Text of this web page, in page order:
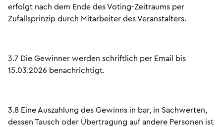
erfolgt nach dem Ende des Voting-Zeitraums per
Zufallsprinzip durch Mitarbeiter des Veranstalters.
3.7 Die Gewinner werden schriftlich per Email bis
15.03.2026 benachrichtigt.
3.8 Eine Auszahlung des Gewinns in bar, in Sachwerten,
dessen Tausch oder Übertragung auf andere Personen ist